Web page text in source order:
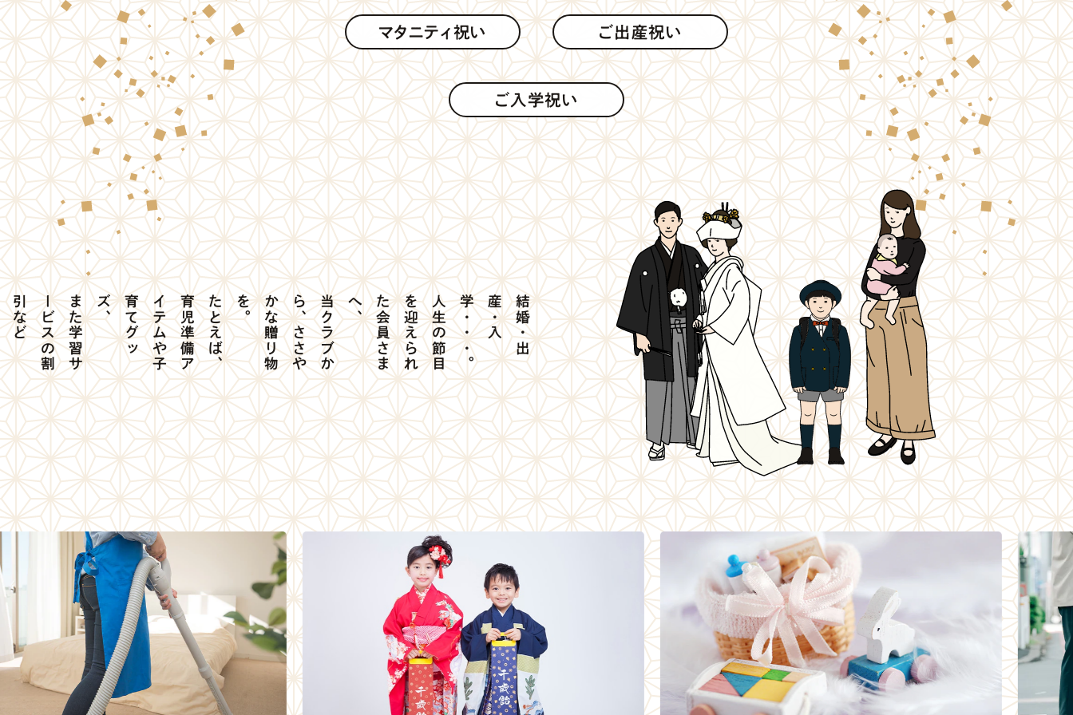
マタニティ祝い ご出産祝い
ご入学祝い
結
婚
・
出
産
・
入
学
・
・
・
。
人
生
の
節
目
を
迎
え
ら
れ
た
会
員
さ
ま
へ
、
当
ク
ラ
ブ
か
ら
、
さ
さ
や
か
な
贈
り
物
を
。
た
と
え
ば
、
育
児
準
備
ア
イ
テ
ム
や
子
育
て
グ
ッ
ズ
、
ま
た
学
習
サ
ー
ビ
ス
の
割
引
な
ど